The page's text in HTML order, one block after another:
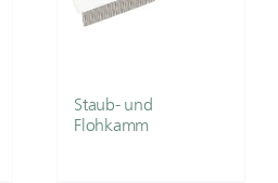
Staub- und
Flohkamm